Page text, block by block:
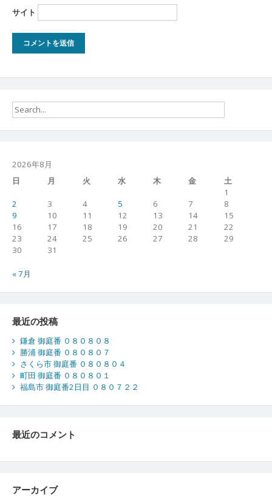
サイト
2026年8月
日
月 火 水 木 金
土
1
2
3 4 5 6 7
8
9
10 11 12 13 14
15
16
17 18 19 20 21
22
23
24 25 26 27 28
29
30
31
« 7月
最近の投稿
鎌倉 御庭番 ０８０８０８
勝浦 御庭番 ０８０８０７
さくら市 御庭番 ０８０８０４
町田 御庭番 ０８０８０１
福島市 御庭番2日目 ０８０７２２
最近のコメント
アーカイブ